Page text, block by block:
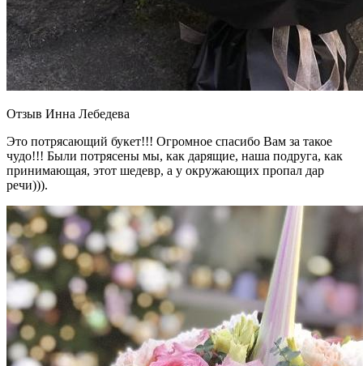
Отзыв Инна Лебедева
Это потрясающий букет!!! Огромное спасибо Вам за такое
чудо!!! Были потрясены мы, как дарящие, наша подруга, как
принимающая, этот шедевр, а у окружающих пропал дар
речи))).